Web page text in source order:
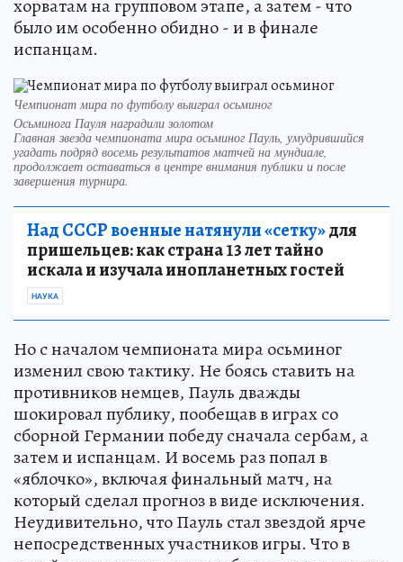
хорватам на групповом этапе, а затем - что
было им особенно обидно - и в финале
испанцам.
Чемпионат мира по футболу выиграл осьминог
Осьминога Пауля наградили золотом
Главная звезда чемпионата мира осьминог Пауль, умудрившийся
угадать подряд восемь результатов матчей на мундиале,
продолжает оставаться в центре внимания публики и после
завершения турнира.
Над СССР военные натянули «сетку»для
пришельцев: как страна 13 лет тайно
искала и изучала инопланетных гостей
НАУКА
Но с началом чемпионата мира осьминог
изменил свою тактику. Не боясь ставить на
противников немцев, Пауль дважды
шокировал публику, пообещав в играх со
сборной Германии победу сначала сербам, а
затем и испанцам. И восемь раз попал в
«яблочко», включая финальный матч, на
который сделал прогноз в виде исключения.
Неудивительно, что Пауль стал звездой ярче
непосредственных участников игры. Что в